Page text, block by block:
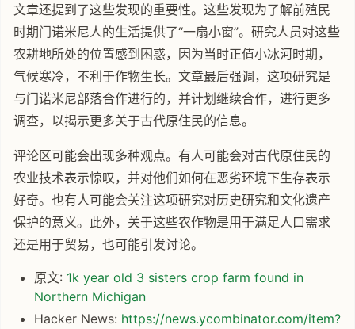
文章还提到了这些发现的重要性。这些发现为了解前殖民
时期门诺米尼人的生活提供了“一扇小窗”。研究人员对这些
农耕地所处的位置感到困惑，因为当时正值小冰河时期，
气候寒冷，不利于作物生长。文章最后强调，这项研究是
与门诺米尼部落合作进行的，并计划继续合作，进行更多
调查，以揭示更多关于古代原住民的信息。
评论区可能会出现多种观点。有人可能会对古代原住民的
农业技术表示惊叹，并对他们如何在恶劣环境下生存表示
好奇。也有人可能会关注这项研究对历史研究和文化遗产
保护的意义。此外，关于这些农作物是用于满足人口需求
还是用于贸易，也可能引发讨论。
原文: 1k year old 3 sisters crop farm found in
Northern Michigan
Hacker News: https://news.ycombinator.com/item?